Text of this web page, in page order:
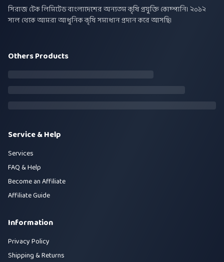
সিরাজ টেক লিমিটেড বাংলাদেশের অন্যতম কৃষি প্রযুক্তি কোম্পানি। ২০১২
সাল থেকে আমরা আধুনিক কৃষি সমাধান প্রদান করে আসছি।
Others Products
Service & Help
Services
FAQ & Help
Become an Affiliate
Affiliate Guide
Information
Privacy Policy
Shipping & Returns